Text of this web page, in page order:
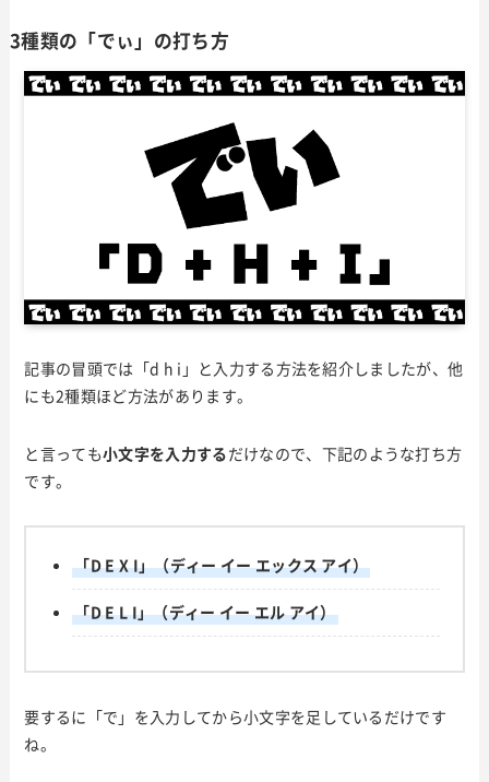
3種類の「でぃ」の打ち方
記事の冒頭では「d h i」と入力する方法を紹介しましたが、他
にも2種類ほど方法があります。
と言っても小文字を入力するだけなので、下記のような打ち方
です。
「D E X I」（ディー イー エックス アイ）
「D E L I」（ディー イー エル アイ）
要するに「で」を入力してから小文字を足しているだけです
ね。